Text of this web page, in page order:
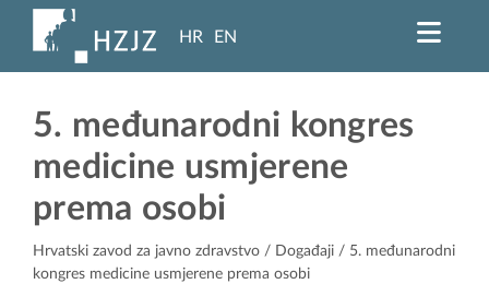
HR EN
5. međunarodni kongres
medicine usmjerene
prema osobi
Hrvatski zavod za javno zdravstvo / Događaji / 5. međunarodni
kongres medicine usmjerene prema osobi